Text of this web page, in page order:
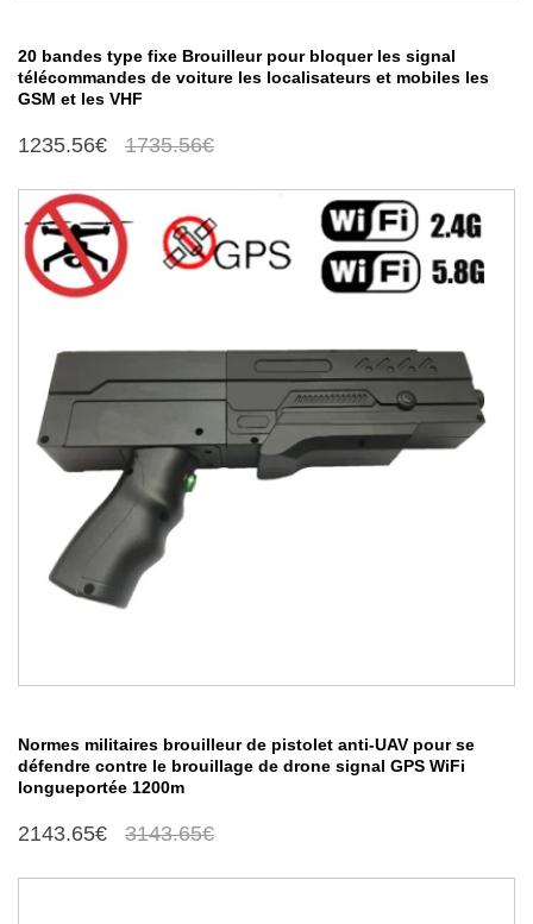
20 bandes type fixe Brouilleur pour bloquer les signal
télécommandes de voiture les localisateurs et mobiles les
GSM et les VHF
1235.56€ 1735.56€
Normes militaires brouilleur de pistolet anti-UAV pour se
défendre contre le brouillage de drone signal GPS WiFi
longueportée 1200m
2143.65€ 3143.65€